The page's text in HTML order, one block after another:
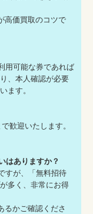
価買取のコツで
用可能な券であれば
、本人確認が必要
ます。
歓迎いたします。
はありますか？
すが、「無料招待
多く、非常にお得
かご確認くださ